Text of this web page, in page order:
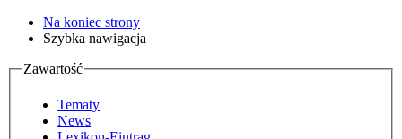
Na koniec strony
Szybka nawigacja
Zawartość
Tematy
News